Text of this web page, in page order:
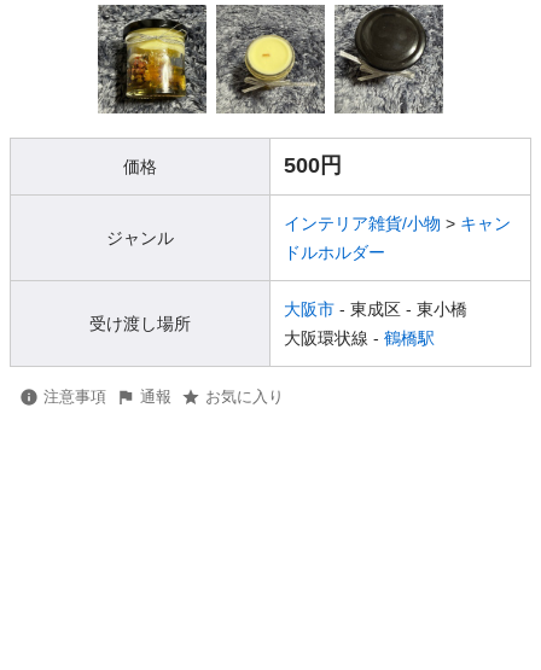
価格 500円
ジャンル
インテリア雑貨/小物 > キャン
ドルホルダー
受け渡し場所
大阪市 - 東成区 - 東小橋
大阪環状線 - 鶴橋駅
注意事項 通報 お気に入り